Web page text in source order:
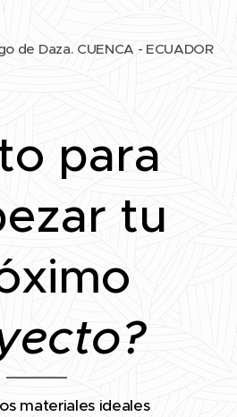
de Daza. CUENCA - ECUADOR
para
tu
materiales ideales